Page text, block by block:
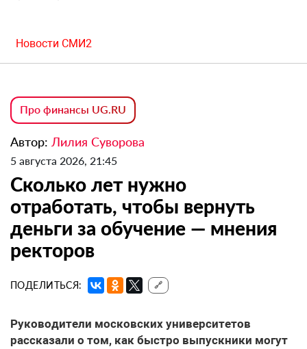
Новости СМИ2
Про финансы UG.RU
Автор: Лилия Суворова
5 августа 2026, 21:45
Сколько лет нужно
отработать, чтобы вернуть
деньги за обучение — мнения
ректоров
ПОДЕЛИТЬСЯ: 🔗
Руководители московских университетов
рассказали о том, как быстро выпускники могут